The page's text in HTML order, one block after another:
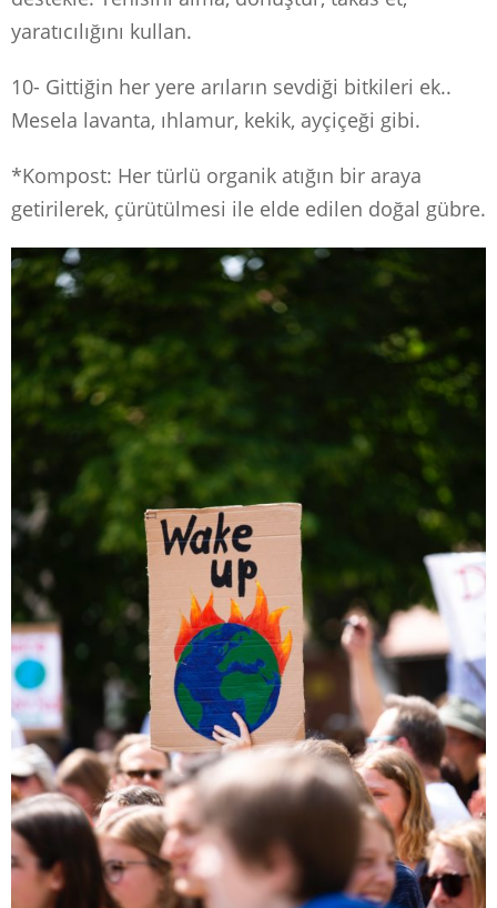
yaratıcılığını kullan.
10- Gittiğin her yere arıların sevdiği bitkileri ek..
Mesela lavanta, ıhlamur, kekik, ayçiçeği gibi.
*Kompost: Her türlü organik atığın bir araya
getirilerek, çürütülmesi ile elde edilen doğal gübre.